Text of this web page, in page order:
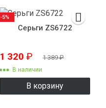
Серьги ZS6722
1 320 ₽ 1 389₽
В наличии
В корзину
-5%